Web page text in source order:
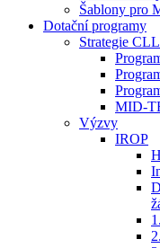
Šablony pro
Dotační programy
Strategie
MID-
Výzvy
IROP